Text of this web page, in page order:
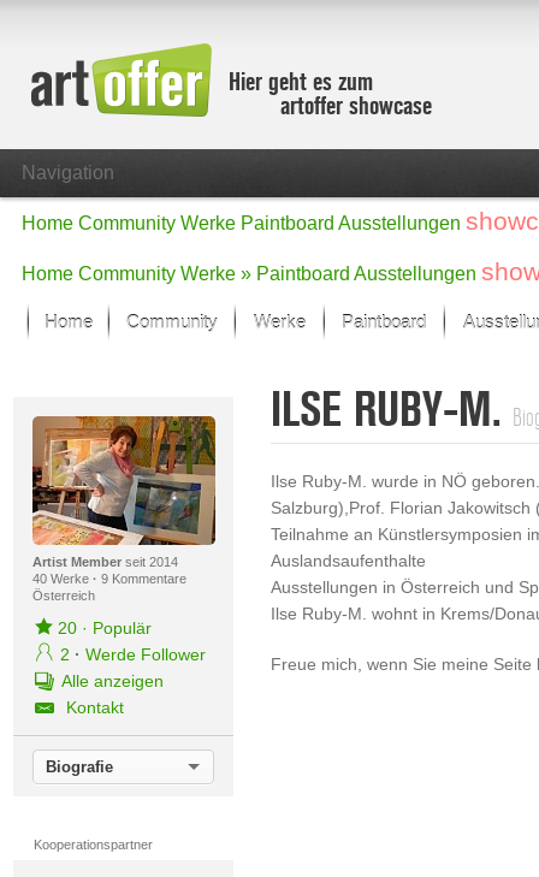
Hier geht es zum
artoffer showcase
Navigation
Home Community Werke Paintboard Ausstellungen
Home Community Werke » Paintboard Ausstellungen
Home Community Werke
Der letzte Monat im Fokus
Alle Fokus-Werke
Fokus-Werke
Neue Werke – Auswahl
Alle neuen Werke
Paintboard
Artist Memberseit 2014
40 Werke · 9 Kommentare
Österreich
20· Populär
2 · Werde Follower
Alle anzeigen
Kontakt
Biografie
Kooperationspartner
ILSE RUBY-M.
Ilse Ruby-M. wurde in NÖ
Salzburg),Prof. Florian
Teilnahme an Künstlersymposien
Auslandsaufenthalte
Ausstellungen in Österreich und
Ilse Ruby-M. wohnt in Krems/
Freue mich, wenn Sie meine